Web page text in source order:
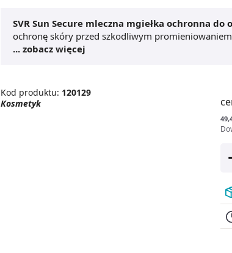
SVR Sun Secure mleczna mgiełka ochronna do
ochronę skóry przed szkodliwym
przeciwsłonecznej, przeciwdziała poparzeniom i
Spray do opalania
dla osób ze skórą nadwrażliwą na słońce. Wybierz
... zobacz więcej
Kod produktu: 120129
Kosmetyk